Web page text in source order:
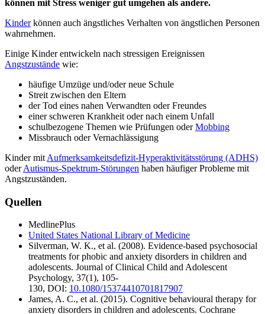
können mit Stress weniger gut umgehen als andere.
Kinderkönnen auch ängstliches Verhalten von ängstlichen Personen
wahrnehmen.
Einige Kinder entwickeln nach stressigen Ereignissen
Angstzustände wie:
häufige Umzüge und/oder neue Schule
Streit zwischen den Eltern
der Tod eines nahen Verwandten oder Freundes
einer schweren Krankheit oder nach einem Unfall
schulbezogene Themen wie Prüfungen oderMobbing
Missbrauch oder Vernachlässigung
Kinder mit Aufmerksamkeitsdefizit-Hyperaktivitätsstörung (ADHS)
oderAutismus-Spektrum-Störungen haben häufiger Probleme mit
Angstzuständen.
Quellen
MedlinePlus
United States National Library of Medicine
Silverman, W. K., et al. (2008). Evidence-based psychosocial
treatments for phobic and anxiety disorders in children and
adolescents. Journal of Clinical Child and Adolescent
Psychology, 37(1), 105-
130, DOI: 10.1080/15374410701817907
James, A. C., et al. (2015). Cognitive behavioural therapy for
anxiety disorders in children and adolescents. Cochrane